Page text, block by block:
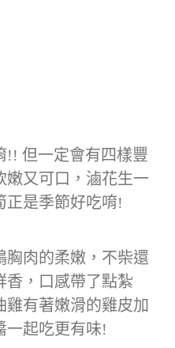
!! 但一定會有四樣豐
嫩又可口，滷花生一
正是季節好吃唷!
胸肉的柔嫩，不柴還
香，口感帶了點紮
有著嫩滑的雞皮加
一起吃更有味!